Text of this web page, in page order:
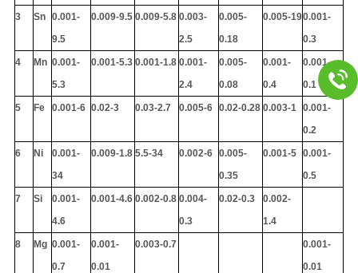
3 Sn 0.001-
9.5
0.009-9.5 0.009-5.8 0.003-
2.5
0.005-
0.18
0.005-190.001-
0.3
4 Mn 0.001-
5.3
0.001-5.3 0.001-1.8 0.001-
2.4
0.005-
0.08
0.001-
0.4
0.001-
0.1
5 Fe 0.001-6 0.02-3 0.03-2.7 0.005-6 0.02-0.28 0.003-1
0.001-
0.2
6 Ni
0.001-
34
0.009-1.8 5.5-34 0.002-6 0.005-
0.35
0.001-5 0.001-
0.5
7 Si
0.001-
4.6
0.001-4.6 0.002-0.8 0.004-
0.3
0.02-0.3
0.002-
1.4
8 Mg 0.001-
0.7
0.001-
0.01
0.003-0.7
0.001-
0.01